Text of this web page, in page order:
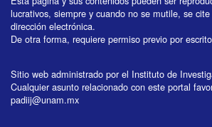
lucrativos, siempre y cuando no se mutile, se
dirección electrónica.
De otra forma, requiere permiso previo por
Sitio web administrado por el Instituto de
Cualquier asunto relacionado con este portal
padiij@unam.mx